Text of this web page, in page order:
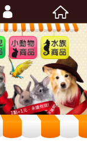
小動
物商
品
水族
商品